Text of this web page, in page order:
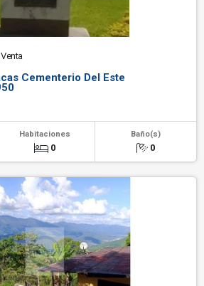
Cementerio Del Este
Habitaciones
0
Baño(s)
0